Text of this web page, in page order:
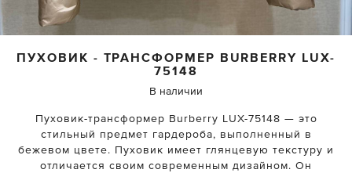
ПУХОВИК - ТРАНСФОРМЕР BURBERRY LUX-
75148
В наличии
Пуховик-трансформер Burberry LUX-75148 — это
стильный предмет гардероба, выполненный в
бежевом цвете. Пуховик имеет глянцевую текстуру и
отличается своим современным дизайном. Он